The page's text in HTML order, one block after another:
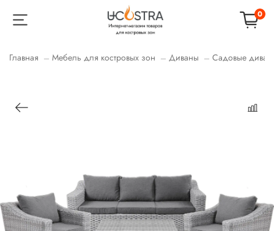
0
Главная Мебель для костровых зон Диваны Садовые